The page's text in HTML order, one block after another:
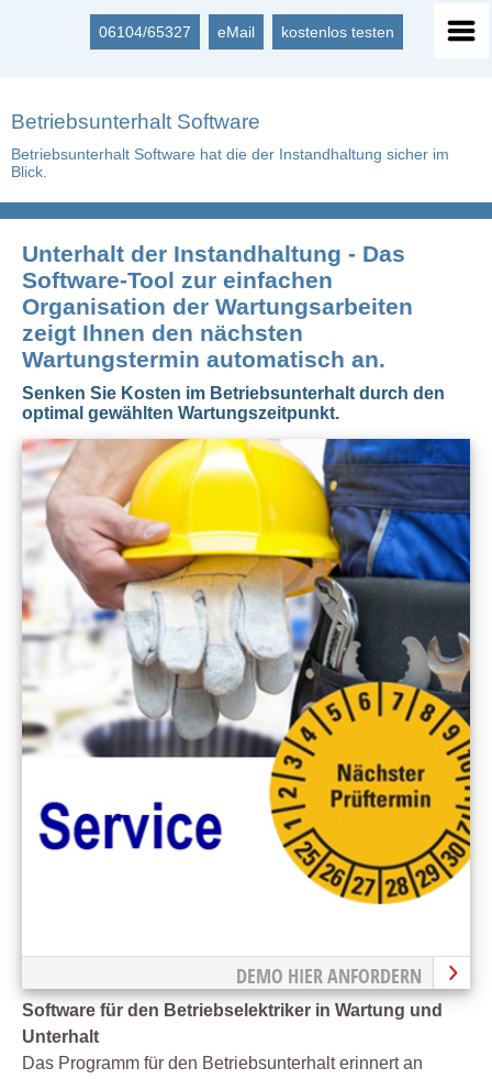
06104/65327 eMail kostenlos testen
Betriebsunterhalt Software
Betriebsunterhalt Software hat die der Instandhaltung sicher im
Blick.
Unterhalt der Instandhaltung - Das
Software-Tool zur einfachen
Organisation der Wartungsarbeiten
zeigt Ihnen den nächsten
Wartungstermin automatisch an.
Senken Sie Kosten im Betriebsunterhalt durch den
optimal gewählten Wartungszeitpunkt.
DEMO HIER ANFORDERN
Software für den Betriebselektriker in Wartung und
Unterhalt
Das Programm für den Betriebsunterhalt erinnert an